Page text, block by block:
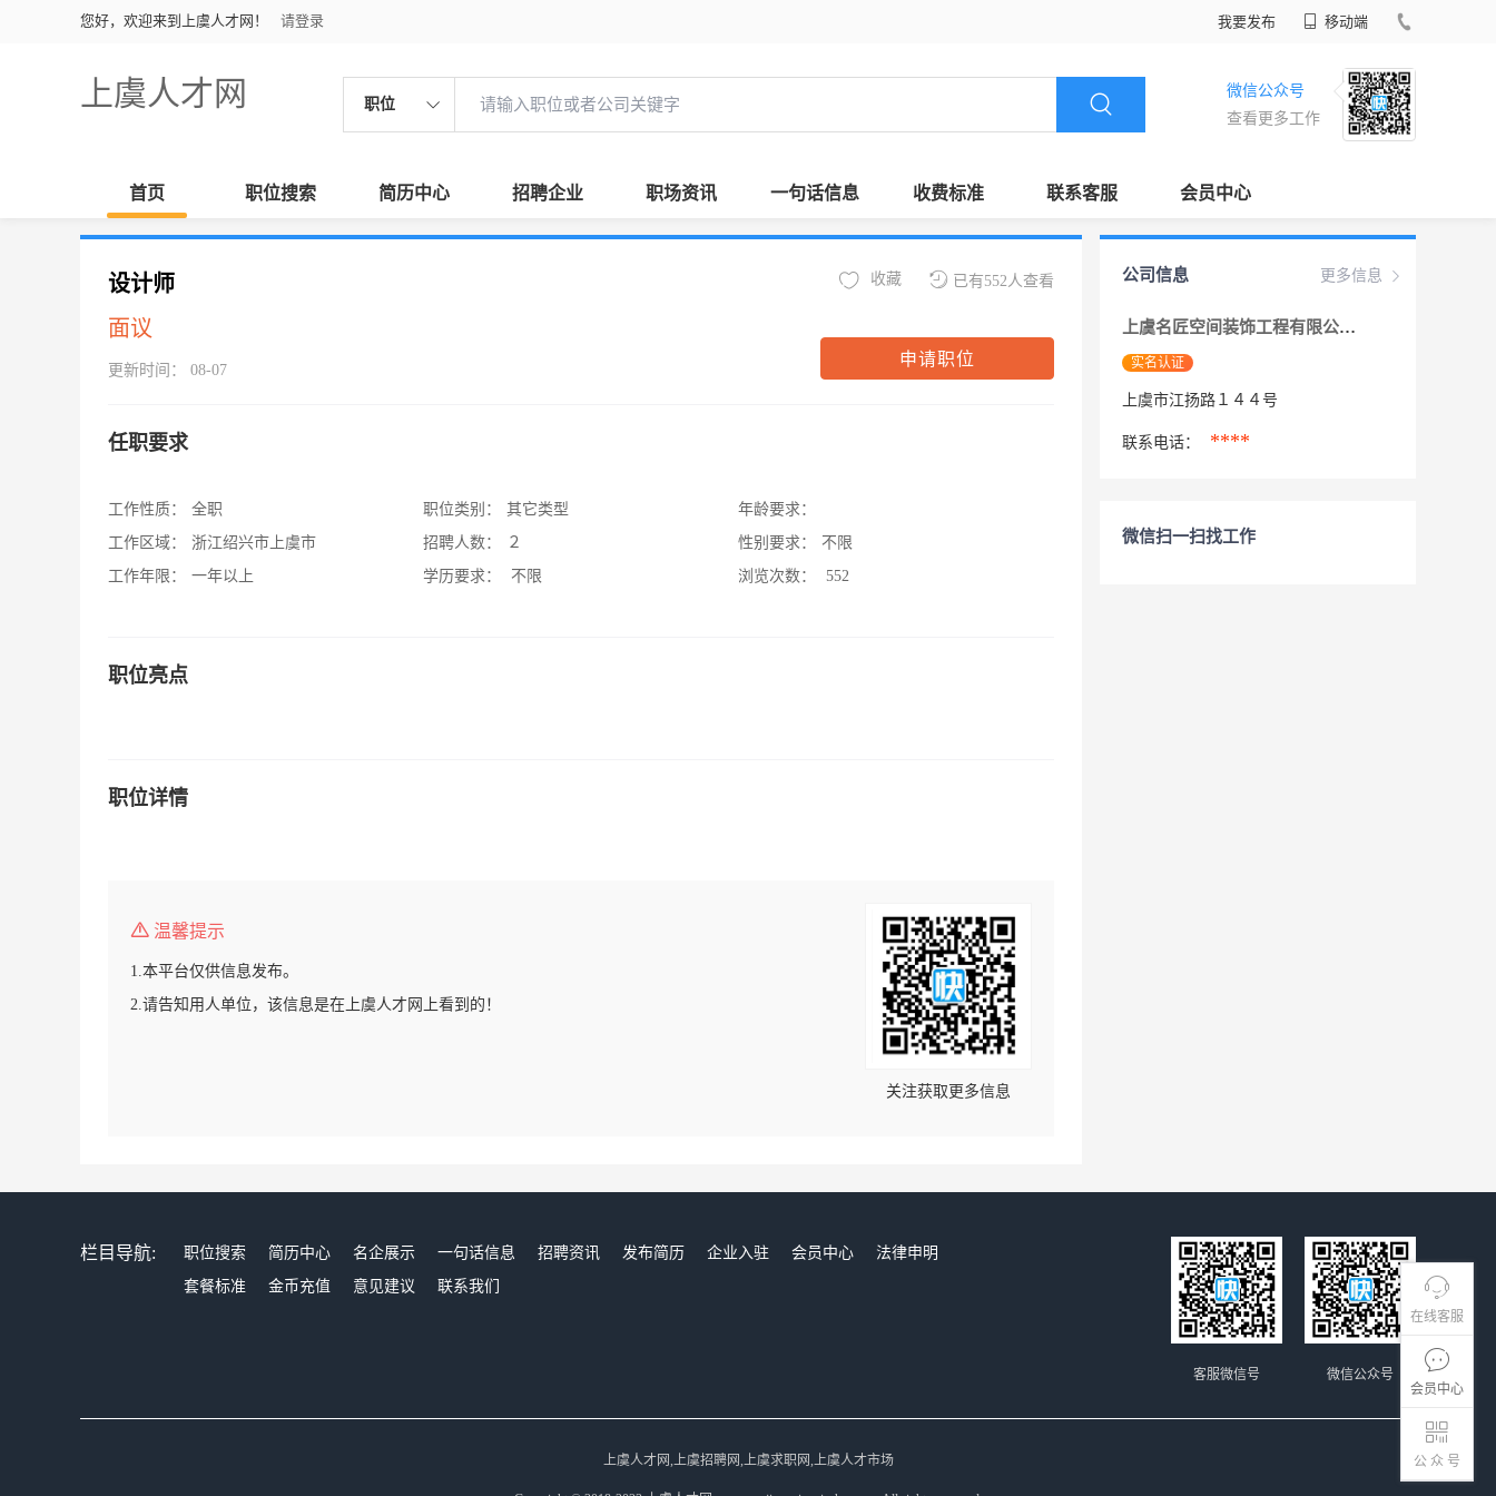
您好，欢迎来到上虞人才网！ 请登录 我要发布 移动端
上虞人才网 职位
微信公众号
查看更多工作
首页 职位搜索 简历中心 招聘企业 职场资讯 一句话信息 收费标准 联系客服 会员中心
在线客服
会员中心
公 众 号
设计师
面议
更新时间： 08-07
已有552人查看
收藏
申请职位
任职要求
工作性质：
全职
工作区域：
浙江绍兴市上虞市
工作年限：
一年以上
职位类别：
其它类型
招聘人数：
２
学历要求：
不限
年龄要求：
性别要求：
不限
浏览次数：
552
职位亮点
职位详情
温馨提示
1.本平台仅供信息发布。
2.请告知用人单位，该信息是在上虞人才网上看到的！
关注获取更多信息
更多信息
公司信息
上虞名匠空间装饰工程有限公司
实名认证
上虞市江扬路１４４号
联系电话： ****
微信扫一扫找工作
栏目导航: 职位搜索 简历中心 名企展示 一句话信息 招聘资讯 发布简历 企业入驻 会员中心
法律申明
套餐标准
金币充值 意见建议 联系我们
微信公众号
客服微信号
上虞人才网,上虞招聘网,上虞求职网,上虞人才市场